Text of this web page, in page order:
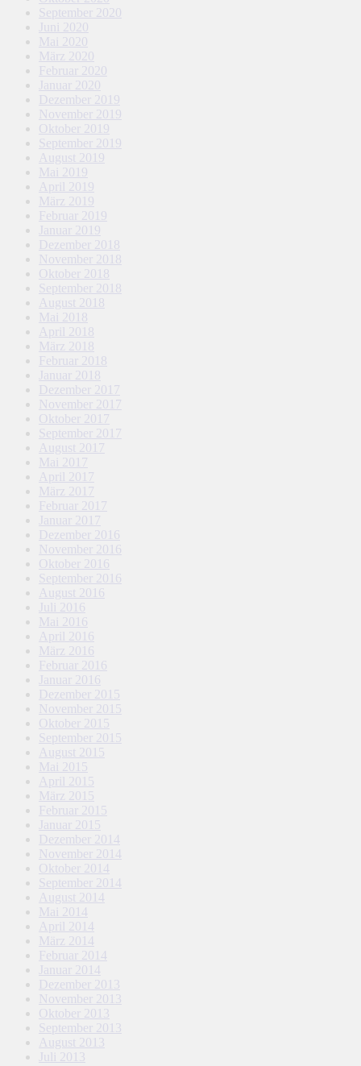
September 2020
Juni 2020
Mai 2020
März 2020
Februar 2020
Januar 2020
Dezember 2019
November 2019
Oktober 2019
September 2019
August 2019
Mai 2019
April 2019
März 2019
Februar 2019
Januar 2019
Dezember 2018
November 2018
Oktober 2018
September 2018
August 2018
Mai 2018
April 2018
März 2018
Februar 2018
Januar 2018
Dezember 2017
November 2017
Oktober 2017
September 2017
August 2017
Mai 2017
April 2017
März 2017
Februar 2017
Januar 2017
Dezember 2016
November 2016
Oktober 2016
September 2016
August 2016
Juli 2016
Mai 2016
April 2016
März 2016
Februar 2016
Januar 2016
Dezember 2015
November 2015
Oktober 2015
September 2015
August 2015
Mai 2015
April 2015
März 2015
Februar 2015
Januar 2015
Dezember 2014
November 2014
Oktober 2014
September 2014
August 2014
Mai 2014
April 2014
März 2014
Februar 2014
Januar 2014
Dezember 2013
November 2013
Oktober 2013
September 2013
August 2013
Juli 2013